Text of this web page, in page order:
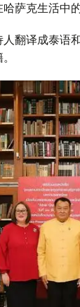
萨克生活中
翻译成泰语